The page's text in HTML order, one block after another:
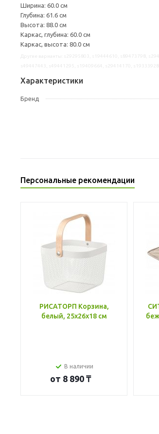
Ширина: 60.0 см
Глубина: 61.6 см
Высота: 88.0 см
Каркас, глубина: 60.0 см
Каркас, высота: 80.0 см
Характеристики
Бренд
Персональные рекомендации
РИСАТОРП Корзина,
белый, 25x26x18 см
В наличии
от 8 890 ₸